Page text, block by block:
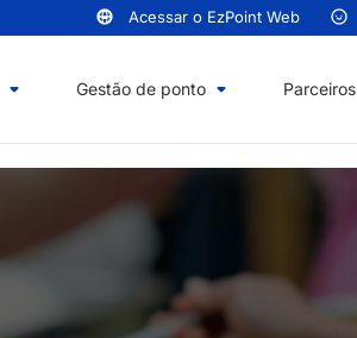
Acessar o EzPoint Web
Gestão de ponto Parceiros